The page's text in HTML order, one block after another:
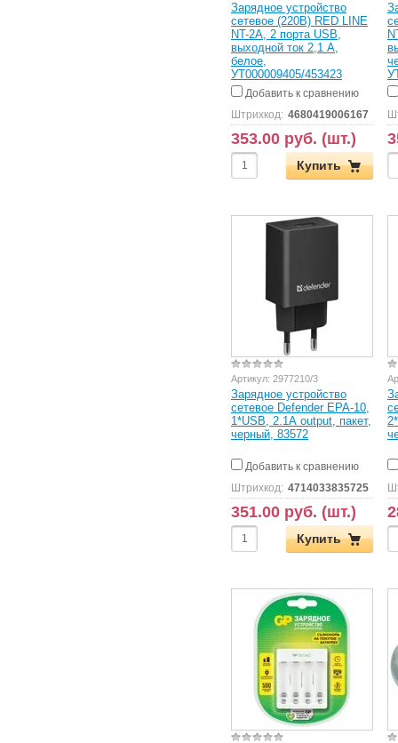
Зарядное устройство
сетевое (220В) RED LINE
NT-2A, 2 порта USB,
выходной ток 2,1 А,
белое,
УТ000009405/453423
Добавить к сравнению
Штрихкод: 4680419006167
353.00 руб. (шт.)
Купить
Артикул: 2977210/3
Зарядное устройство
сетевое Defender EPA-10,
1*USB, 2.1А output, пакет,
черный, 83572
Добавить к сравнению
Штрихкод: 4714033835725
351.00 руб. (шт.)
Купить